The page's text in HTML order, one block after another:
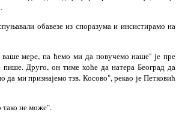
обавезе из споразума и инсистирамо на
мере, па ћемо ми да повучемо наше'' је пре
пише. Друго, он тиме хоће да натера Београд да
ми признајемо тзв. Косово", рекао је Петковић
тако не може".